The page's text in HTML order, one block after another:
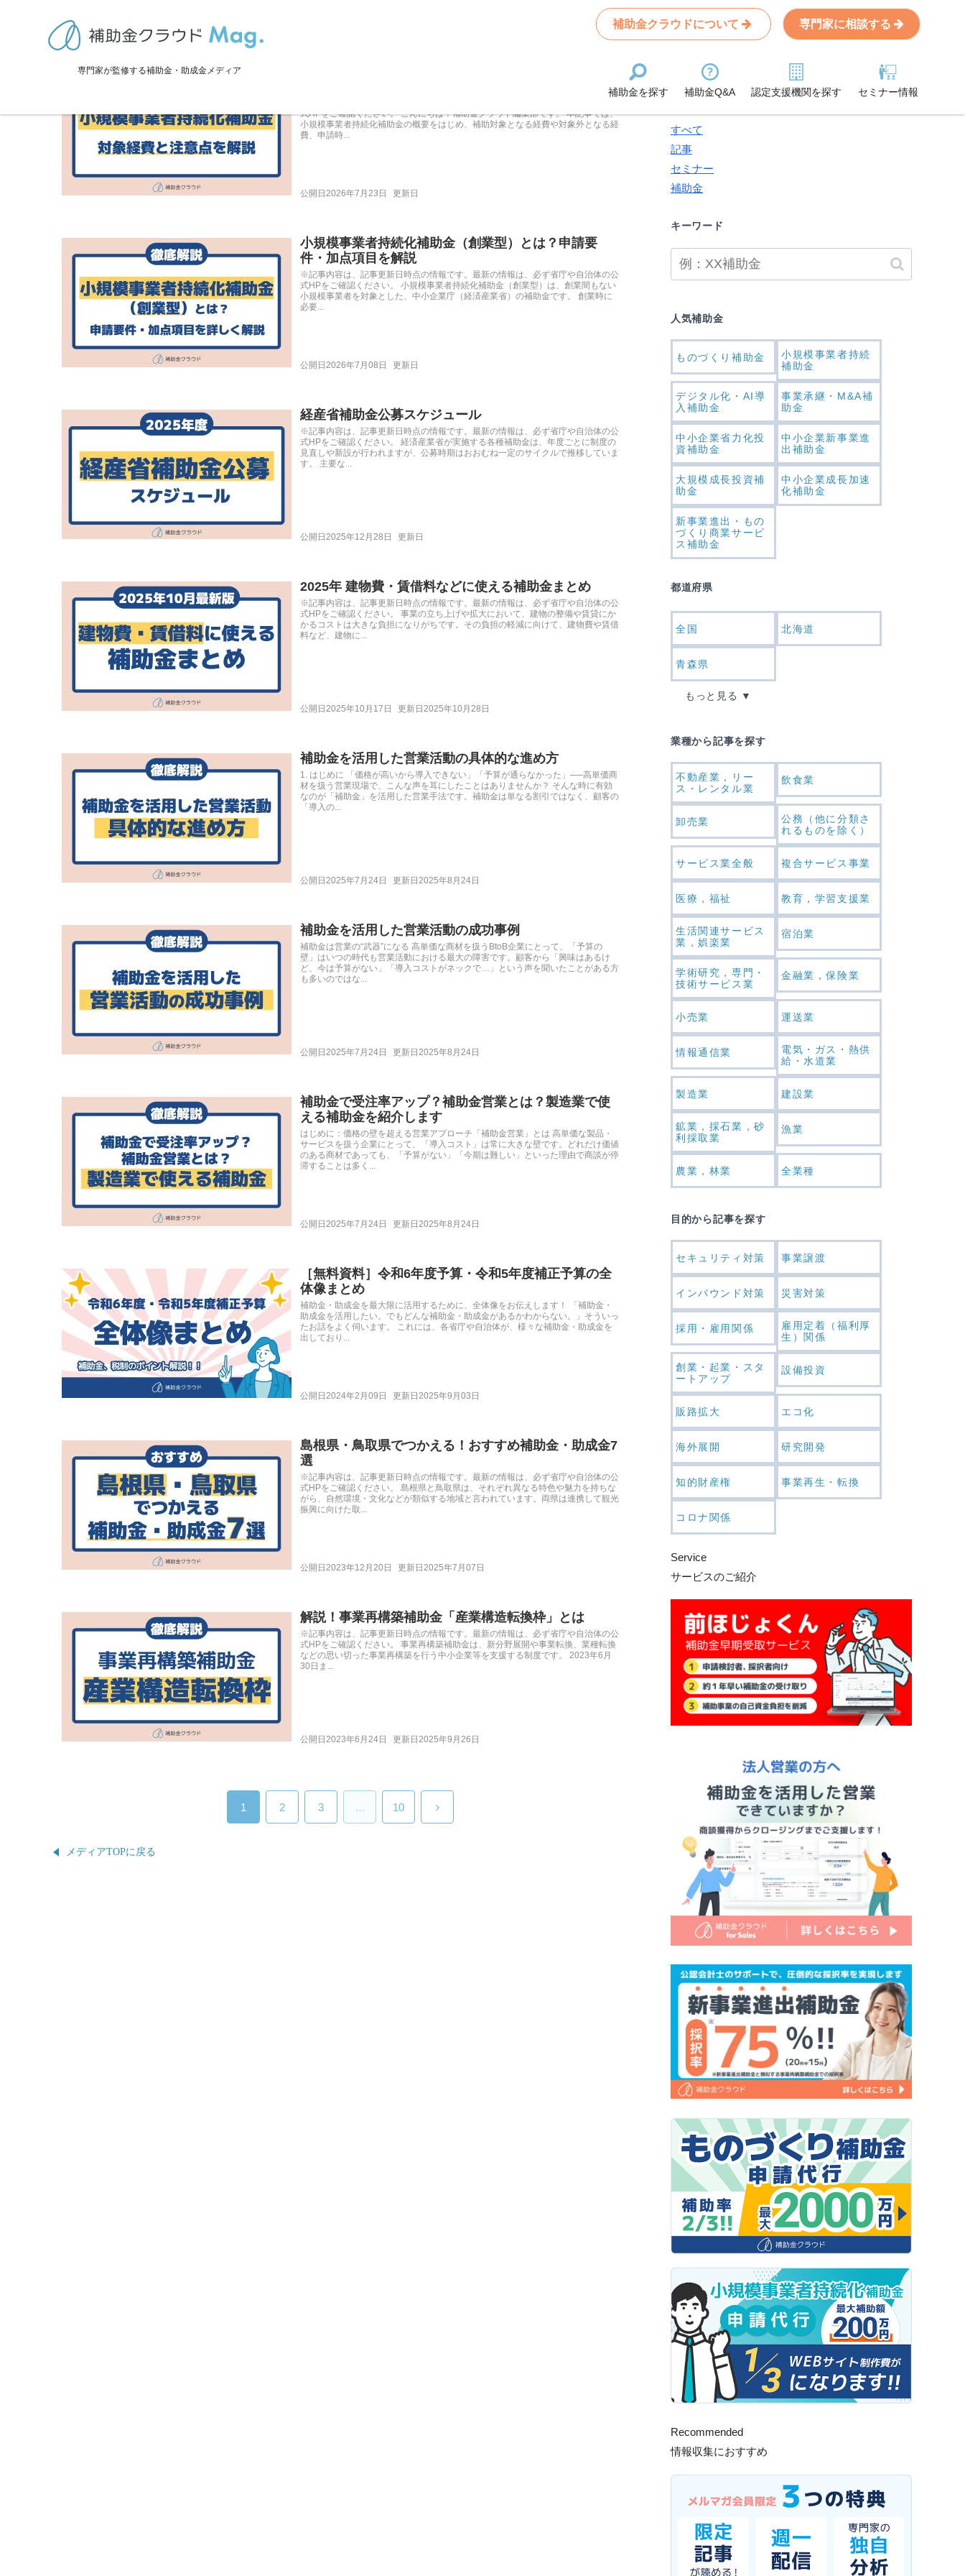
専門家が監修する補助金・助成金メディア
補助金クラウドについて 専門家に相談する
補助金を探す 補助金Q&A 認定支援機関を探す セミナー情報
創業・起業・スタートアップに関連する記事
式HPをご確認ください。 こんにちは！補助金クラウド編集部です。 本記事では、
小規模事業者持続化補助金の概要をはじめ、補助対象となる経費や対象外となる経
費、申請時...
公開日2026年7月23日 更新日
小規模事業者持続化補助金（創業型）とは？申請要
件・加点項目を解説
※記事内容は、記事更新日時点の情報です。最新の情報は、必ず省庁や自治体の公
式HPをご確認ください。 小規模事業者持続化補助金（創業型）は、創業間もない
小規模事業者を対象とした、中小企業庁（経済産業省）の補助金です。 創業時に
必要...
公開日2026年7月08日 更新日
経産省補助金公募スケジュール
※記事内容は、記事更新日時点の情報です。最新の情報は、必ず省庁や自治体の公
式HPをご確認ください。 経済産業省が実施する各種補助金は、年度ごとに制度の
見直しや新設が行われますが、公募時期はおおむね一定のサイクルで推移していま
す。 主要な...
公開日2025年12月28日 更新日
2025年 建物費・賃借料などに使える補助金まとめ
※記事内容は、記事更新日時点の情報です。最新の情報は、必ず省庁や自治体の公
式HPをご確認ください。 事業の立ち上げや拡大において、建物の整備や賃貸にか
かるコストは大きな負担になりがちです。その負担の軽減に向けて、建物費や賃借
料など、建物に...
公開日2025年10月17日 更新日2025年10月28日
補助金を活用した営業活動の具体的な進め方
1. はじめに 「価格が高いから導入できない」「予算が通らなかった」──高単価商
材を扱う営業現場で、こんな声を耳にしたことはありませんか？ そんな時に有効
なのが「補助金」を活用した営業手法です。補助金は単なる割引ではなく、顧客の
「導入の...
公開日2025年7月24日 更新日2025年8月24日
補助金を活用した営業活動の成功事例
補助金は営業の“武器”になる 高単価な商材を扱うBtoB企業にとって、「予算の
壁」はいつの時代も営業活動における最大の障害です。顧客から「興味はあるけ
ど、今は予算がない」「導入コストがネックで…」という声を聞いたことがある方
も多いのではな...
公開日2025年7月24日 更新日2025年8月24日
補助金で受注率アップ？補助金営業とは？製造業で使
える補助金を紹介します
はじめに：価格の壁を超える営業アプローチ「補助金営業」とは 高単価な製品・
サービスを扱う企業にとって、「導入コスト」は常に大きな壁です。どれだけ価値
のある商材であっても、「予算がない」「今期は難しい」といった理由で商談が停
滞することは多く...
公開日2025年7月24日 更新日2025年8月24日
［無料資料］令和6年度予算・令和5年度補正予算の全
体像まとめ
補助金・助成金を最大限に活用するために、全体像をお伝えします！ 「補助金・
助成金を活用したい。でもどんな補助金・助成金があるかわからない。」そういっ
たお話をよく伺います。 これには、各省庁や自治体が、様々な補助金・助成金を
出しており...
公開日2024年2月09日 更新日2025年9月03日
島根県・鳥取県でつかえる！おすすめ補助金・助成金7
選
※記事内容は、記事更新日時点の情報です。最新の情報は、必ず省庁や自治体の公
式HPをご確認ください。 島根県と鳥取県は、それぞれ異なる特色や魅力を持ちな
がら、自然環境・文化などが類似する地域と言われています。両県は連携して観光
振興に向けた取...
公開日2023年12月20日 更新日2025年7月07日
解説！事業再構築補助金「産業構造転換枠」とは
※記事内容は、記事更新日時点の情報です。最新の情報は、必ず省庁や自治体の公
式HPをご確認ください。 事業再構築補助金は、新分野展開や事業転換、業種転換
などの思い切った事業再構築を行う中小企業等を支援する制度です。 2023年6月
30日ま...
公開日2023年6月24日 更新日2025年9月26日
1 2 3 … 10
メディアTOPに戻る
Search
検索対象
すべて
記事
セミナー
補助金
キーワード
人気補助金
ものづくり補助金
小規模事業者持続
補助金
デジタル化・AI導
入補助金
事業承継・M&A補
助金
中小企業省力化投
資補助金
中小企業新事業進
出補助金
大規模成長投資補
助金
中小企業成長加速
化補助金
新事業進出・もの
づくり商業サービ
ス補助金
都道府県
全国 北海道
青森県
もっと見る
業種から記事を探す
不動産業，リー
ス・レンタル業
飲食業
卸売業
公務（他に分類さ
れるものを除く）
サービス業全般 複合サービス事業
医療，福祉 教育，学習支援業
生活関連サービス
業，娯楽業
宿泊業
学術研究，専門・
技術サービス業
金融業，保険業
小売業 運送業
情報通信業
電気・ガス・熱供
給・水道業
製造業 建設業
鉱業，採石業，砂
利採取業
漁業
農業，林業 全業種
目的から記事を探す
セキュリティ対策 事業譲渡
インバウンド対策 災害対策
採用・雇用関係
雇用定着（福利厚
生）関係
創業・起業・スタ
ートアップ
設備投資
販路拡大 エコ化
海外展開 研究開発
知的財産権 事業再生・転換
コロナ関係
Service
サービスのご紹介
Recommended
情報収集におすすめ